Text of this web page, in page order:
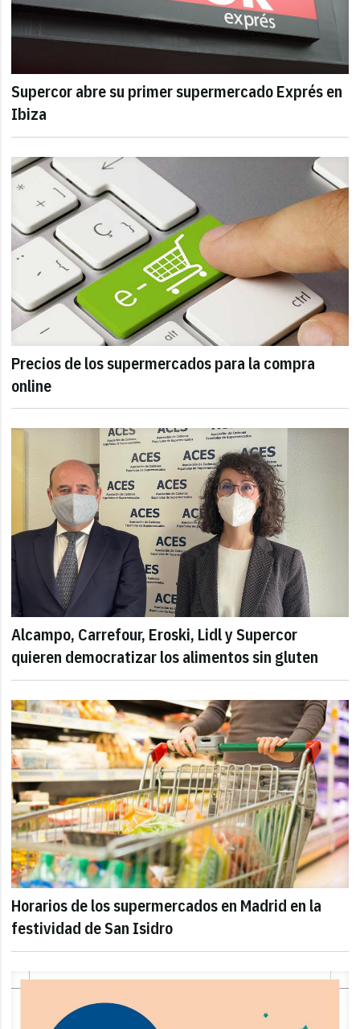
Supercor abre su primer supermercado Exprés en
Ibiza
Precios de los supermercados para la compra
online
Alcampo, Carrefour, Eroski, Lidl y Supercor
quieren democratizar los alimentos sin gluten
Horarios de los supermercados en Madrid en la
festividad de San Isidro